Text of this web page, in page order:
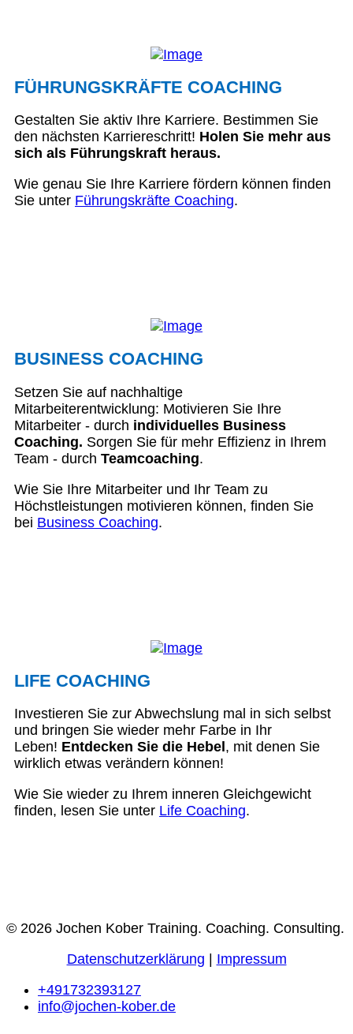
FÜHRUNGSKRÄFTE COACHING
Gestalten Sie aktiv Ihre Karriere. Bestimmen Sie
den nächsten Karriereschritt! Holen Sie mehr aus
sich als Führungskraft heraus.
Wie genau Sie Ihre Karriere fördern können finden
Sie unter Führungskräfte Coaching.
BUSINESS COACHING
Setzen Sie auf nachhaltige
Mitarbeiterentwicklung: Motivieren Sie Ihre
Mitarbeiter - durch individuelles Business
Coaching. Sorgen Sie für mehr Effizienz in Ihrem
Team - durch Teamcoaching.
Wie Sie Ihre Mitarbeiter und Ihr Team zu
Höchstleistungen motivieren können, finden Sie
bei Business Coaching.
LIFE COACHING
Investieren Sie zur Abwechslung mal in sich selbst
und bringen Sie wieder mehr Farbe in Ihr
Leben! Entdecken Sie die Hebel , mit denen Sie
wirklich etwas verändern können!
Wie Sie wieder zu Ihrem inneren Gleichgewicht
finden, lesen Sie unter Life Coaching.
© 2026 Jochen Kober Training. Coaching. Consulting.
Datenschutzerklärung
Impressum
+491732393127
info@jochen-kober.de